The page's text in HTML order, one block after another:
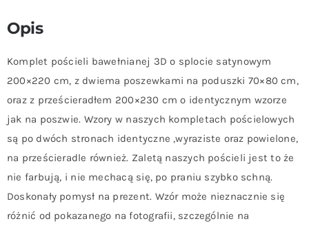
Opis
Komplet pościeli bawełnianej 3D o splocie satynowym
200×220 cm, z dwiema poszewkami na poduszki 70×80 cm,
oraz z prześcieradłem 200×230 cm o identycznym wzorze
jak na poszwie. Wzory w naszych kompletach pościelowych
są po dwóch stronach identyczne ,wyraziste oraz powielone,
na prześcieradle również. Zaletą naszych pościeli jest to że
nie farbują, i nie mechacą się, po praniu szybko schną.
Doskonały pomysł na prezent. Wzór może nieznacznie się
różnić od pokazanego na fotografii, szczególnie na